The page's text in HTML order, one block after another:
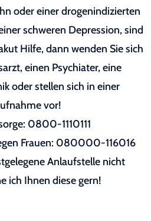
oder einer drogenindizierten
schweren Depression, sind
Hilfe, dann wenden Sie sich
einen Psychiater, eine
oder stellen sich in einer
vor!
0800-1110111
Frauen: 080000-116016
Anlaufstelle nicht
ich Ihnen diese gern!